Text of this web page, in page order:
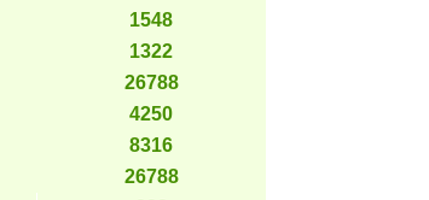
1548
1322
26788
4250
8316
26788